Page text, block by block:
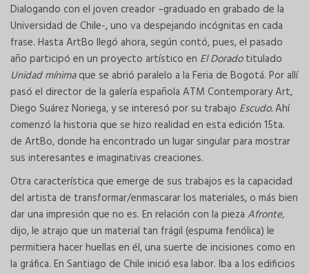
Dialogando con el joven creador –graduado en grabado de la
Universidad de Chile-, uno va despejando incógnitas en cada
frase. Hasta ArtBo llegó ahora, según contó, pues, el pasado
año participó en un proyecto artístico en El Doradotitulado
Unidad mínimaque se abrió paralelo a la Feria de Bogotá. Por allí
pasó el director de la galería española ATM Contemporary Art,
Diego Suárez Noriega, y se interesó por su trabajo Escudo.Ahí
comenzó la historia que se hizo realidad en esta edición 15ta.
de ArtBo, donde ha encontrado un lugar singular para mostrar
sus interesantes e imaginativas creaciones.
Otra característica que emerge de sus trabajos es la capacidad
del artista de transformar/enmascarar los materiales, o más bien
dar una impresión que no es. En relación con la pieza Afronte,
dijo, le atrajo que un material tan frágil (espuma fenólica) le
permitiera hacer huellas en él, una suerte de incisiones como en
la gráfica. En Santiago de Chile inició esa labor. Iba a los edificios